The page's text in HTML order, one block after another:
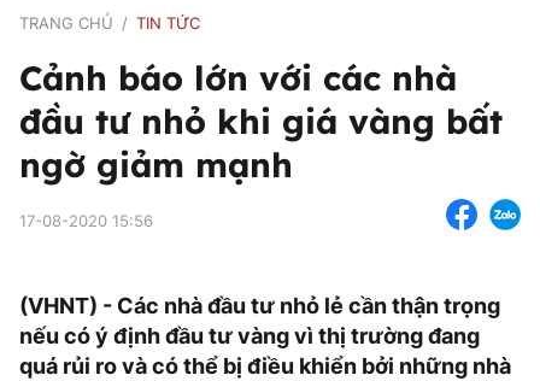
TRANG CHỦ TIN TỨC
Cảnh báo lớn với các nhà
đầu tư nhỏ khi giá vàng bất
ngờ giảm mạnh
17-08-2020 15:56
(VHNT) - Các nhà đầu tư nhỏ lẻ cần thận trọng
nếu có ý định đầu tư vàng vì thị trường đang
quá rủi ro và có thể bị điều khiển bởi những nhà